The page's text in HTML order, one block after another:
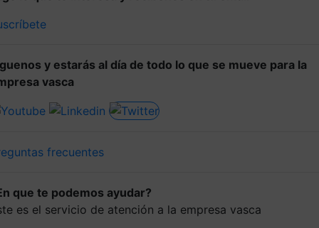
y estarás al día de todo lo que se mueve para la
vasca
frecuentes
que te podemos ayudar?
es el servicio de atención a la empresa vasca